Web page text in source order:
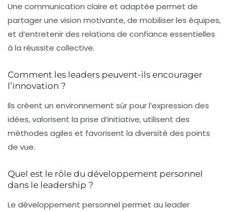
Une communication claire et adaptée permet de
partager une vision motivante, de mobiliser les équipes,
et d’entretenir des relations de confiance essentielles
à la réussite collective.
Comment les leaders peuvent-ils encourager
l’innovation ?
Ils créent un environnement sûr pour l’expression des
idées, valorisent la prise d’initiative, utilisent des
méthodes agiles et favorisent la diversité des points
de vue.
Quel est le rôle du développement personnel
dans le leadership ?
Le développement personnel permet au leader